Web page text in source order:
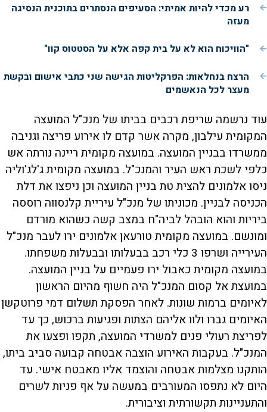
רע מכדי להיות אמיתי: הסעיפים הנסתרים בתוכנית הנסיגה
מעזה
"הוויכוח הוא לא על בית קפה אלא על הסטטוס קוו"
הרצח בנחלאות: הפרקליטות הגישה שני כתבי אישום ובקשת
מעצר לכל הנאשמים
עוד נרשמה שריפת רכבים בביתו של מנכ"ל המועצה
המקומית עילבון, מקרה אשר קדם לו אירוע פריצה וגניבה
ממשרדו בבניין המועצה. במועצה מקומית ריינה נורתה אש
כלפי לשכת ראש העיר והמנכ"ל. במועצה מקומית ג'לג'וליה
ניסו אלמונים להצית טת בניין המועצה וכן ניפצו את דלת
הכניסה לבניין. מכוניתו של מנכ"ל עיריית קלנסווה רוססה
ביריות והוא הובהל לביה"ח במצב קשה כשהוא מורדם
ומונשם. במועצה מקומית טורעאן אלמונים ירו לעבר מנכ"ל
העירייה ושרפו 3 כלי רכב בבעלותו ובבעלות משפחתו.
במועצה מקומית כאבול ירו פעמיים על בניין המועצה.
במועצת אל קסום המנכ"ל היה חשוף מהיום הראשון
לאיומים ברמות שונות. לאחר הפסקת תשלום דמי פרוטקשן
האיומים גברו ולוו אליהם הצתות ופגיעות ברכוש, כך עד
לפריצת רעולי פנים למשרדי המועצה, תקפו ופצעו את
המנכ"ל. בעקבות האירוע הוצבה אבטחה קבועה סביב ביתו,
הותקנו מצלמות אבטחה והוצמד אליו מאבטח אישי. עד
היום לא נתפסו המעורבים במעשה על אף פניות לשרים
והתעניינות תקשורתית וציבורית.